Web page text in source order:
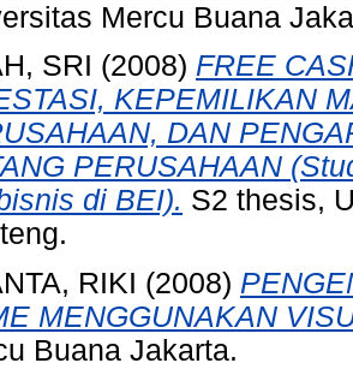
Mercu Buana
SRI (2008) FREE
KEPEMILIKAN
DAN
PERUSAHAAN
di BEI). S2 thesis,
RIKI (2008)
MENGGUNAKAN
Buana Jakarta.